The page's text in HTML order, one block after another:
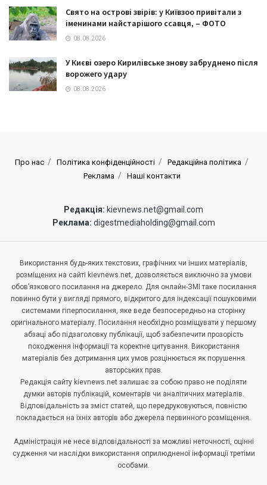
Свято на острові звірів: у Київзоо привітали з
іменинами найстарішого ссавця, – ФОТО
08.08.2026
У Києві озеро Кирилівське знову забруднено після
ворожего удару
08.08.2026
Про нас Політика конфіденційності
Редакційна політика
Реклама
Наші контакти
Редакція: kievnews.net@gmail.com
Реклама: digestmediaholding@gmail.com
Використання будь-яких текстових, графічних чи інших матеріалів,
розміщених на сайті kievnews.net, дозволяється виключно за умови
обов’язкового посилання на джерело. Для онлайн-ЗМІ таке посилання
повинно бути у вигляді прямого, відкритого для індексації пошуковими
системами гіперпосилання, яке веде безпосередньо на сторінку
оригінального матеріалу. Посилання необхідно розміщувати у першому
абзаці або підзаголовку публікації, щоб забезпечити прозорість
походження інформації та коректне цитування. Використання
матеріалів без дотримання цих умов розцінюється як порушення
авторських прав.
Редакція сайту kievnews.net залишає за собою право не поділяти
думки авторів публікацій, коментарів чи аналітичних матеріалів.
Відповідальність за зміст статей, що передруковуються, повністю
покладається на їхніх авторів або джерела первинного розміщення.
Адміністрація не несе відповідальності за можливі неточності, оцінні
судження чи наслідки використання оприлюдненої інформації третіми
особами.